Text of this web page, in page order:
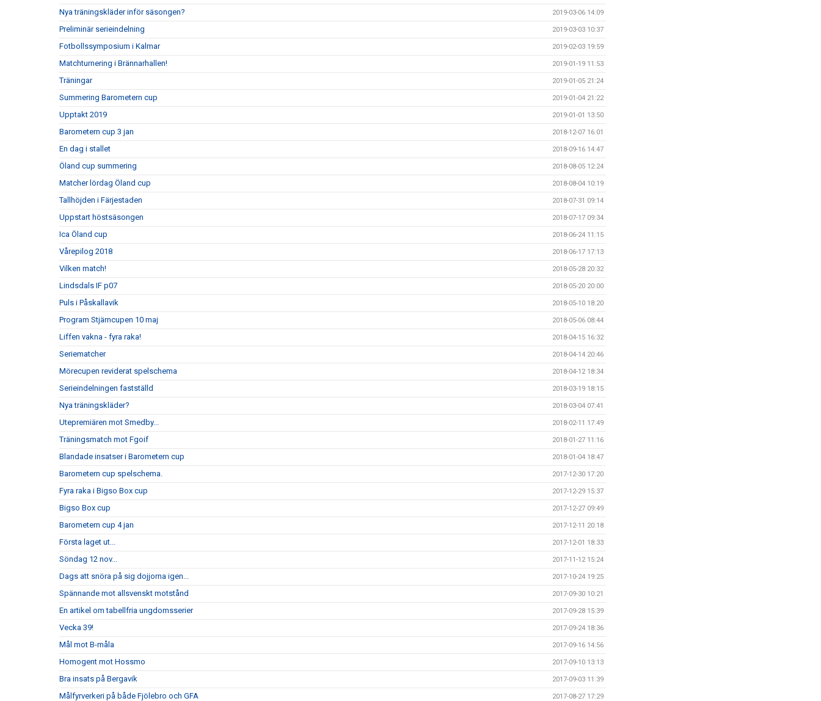
Nya träningskläder inför säsongen? 2019-03-06 14:09
Preliminär serieindelning 2019-03-03 10:37
Fotbollssymposium i Kalmar 2019-02-03 19:59
Matchturnering i Brännarhallen! 2019-01-19 11:53
Träningar 2019-01-05 21:24
Summering Barometern cup 2019-01-04 21:22
Upptakt 2019 2019-01-01 13:50
Barometern cup 3 jan 2018-12-07 16:01
En dag i stallet 2018-09-16 14:47
Öland cup summering 2018-08-05 12:24
Matcher lördag Öland cup 2018-08-04 10:19
Tallhöjden i Färjestaden 2018-07-31 09:14
Uppstart höstsäsongen 2018-07-17 09:34
Ica Öland cup 2018-06-24 11:15
Vårepilog 2018 2018-06-17 17:13
Vilken match! 2018-05-28 20:32
Lindsdals IF p07 2018-05-20 20:00
Puls i Påskallavik 2018-05-10 18:20
Program Stjärncupen 10 maj 2018-05-06 08:44
Liffen vakna - fyra raka! 2018-04-15 16:32
Seriematcher 2018-04-14 20:46
Mörecupen reviderat spelschema 2018-04-12 18:34
Serieindelningen fastställd 2018-03-19 18:15
Nya träningskläder? 2018-03-04 07:41
Utepremiären mot Smedby... 2018-02-11 17:49
Träningsmatch mot Fgoif 2018-01-27 11:16
Blandade insatser i Barometern cup 2018-01-04 18:47
Barometern cup spelschema. 2017-12-30 17:20
Fyra raka i Bigso Box cup 2017-12-29 15:37
Bigso Box cup 2017-12-27 09:49
Barometern cup 4 jan 2017-12-11 20:18
Första laget ut... 2017-12-01 18:33
Söndag 12 nov... 2017-11-12 15:24
Dags att snöra på sig dojjorna igen... 2017-10-24 19:25
Spännande mot allsvenskt motstånd 2017-09-30 10:21
En artikel om tabellfria ungdomsserier 2017-09-28 15:39
Vecka 39! 2017-09-24 18:36
Mål mot B-måla 2017-09-16 14:56
Homogent mot Hossmo 2017-09-10 13:13
Bra insats på Bergavik 2017-09-03 11:39
Målfyrverkeri på både Fjölebro och GFA 2017-08-27 17:29